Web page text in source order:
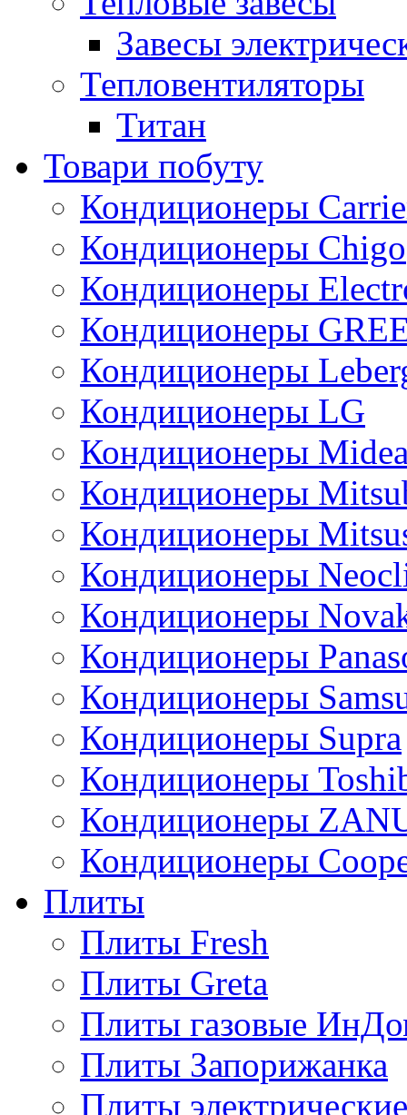
Завесы
Тепловентиляторы
Титан
Товари побуту
Кондиционеры
Кондиционеры Chigo
Кондиционеры
Кондиционеры
Кондиционеры
Кондиционеры LG
Кондиционеры
Кондиционеры
Кондиционеры
Кондиционеры
Кондиционеры
Кондиционеры
Кондиционеры
Кондиционеры Supra
Кондиционеры
Кондиционеры
Кондиционеры
Плиты
Плиты Fresh
Плиты Greta
Плиты газовые
Плиты Запорижанка
Плиты